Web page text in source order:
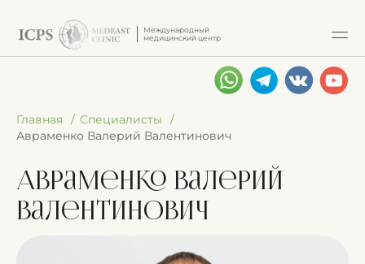
Международный
медицинский центр
Главная
Специалисты
Авраменко Валерий Валентинович
Авраменко Валерий
Валентинович